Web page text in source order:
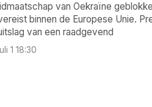
van Oekraïne
binnen de Europese Unie.
van een raadgevend
1 18:30